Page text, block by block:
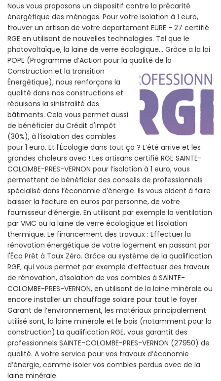
Nous vous proposons un dispositif contre la précarité
énergétique des ménages. Pour votre isolation à 1 euro,
trouver un artisan de votre departement EURE - 27 certifié
RGE en utilisant de nouvelles technologies. Tel que le
photovoltaïque, la laine de verre écologique... Grâce a la loi
POPE (Programme d’Action pour la qualité de la
Construction et la transition
Énergétique), nous renforçons la
qualité dans nos constructions et
réduisons la sinistralité des
bâtiments. Cela vous permet aussi
de bénéficier du Crédit d'impôt
(30%), à l’isolation des combles
pour 1 euro. Et l'Écologie dans tout ça ? L’été arrive et les
grandes chaleurs avec ! Les artisans certifié RGE SAINTE-
COLOMBE-PRES-VERNON pour l’isolation à 1 euro, vous
permettent de bénéficier des conseils de professionnels
spécialisé dans l’économie d’énergie. Ils vous aident à faire
baisser la facture en euros par personne, de votre
fournisseur d’énergie. En utilisant par exemple la ventilation
par VMC ou la laine de verre écologique et l’isolation
thermique. Le financement des travaux : Effectuer la
rénovation énergétique de votre logement en passant par
l'Éco Prêt à Taux Zéro. Grâce au système de la qualification
RGE, qui vous permet par exemple d’effectuer des travaux
de rénovation, d’isolation de vos combles à SAINTE-
COLOMBE-PRES-VERNON, en utilisant de la laine minérale ou
encore installer un chauffage solaire pour tout le foyer.
Garant de l’environnement, les matériaux principalement
utilisé sont, la laine minérale et le bois (notamment pour la
construction).La qualification RGE, vous garantit des
professionnels SAINTE-COLOMBE-PRES-VERNON (27950) de
qualité. A votre service pour vos travaux d’économie
d’énergie, comme isoler vos combles perdus avec de la
laine minérale.